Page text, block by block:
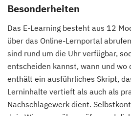
Besonderheiten
Das E-Learning besteht aus 12
über das Online-Lernportal
sind rund um die Uhr verfügbar,
entscheiden kannst, wann und wo
enthält ein ausführliches Skript,
Lerninhalte vertieft als auch als
Nachschlagewerk dient.